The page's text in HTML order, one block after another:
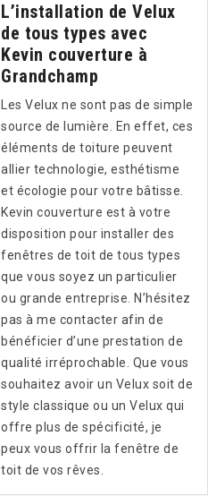
L’installation de Velux
de tous types avec
Kevin couverture à
Grandchamp
Les Velux ne sont pas de simple
source de lumière. En effet, ces
éléments de toiture peuvent
allier technologie, esthétisme
et écologie pour votre bâtisse.
Kevin couverture est à votre
disposition pour installer des
fenêtres de toit de tous types
que vous soyez un particulier
ou grande entreprise. N’hésitez
pas à me contacter afin de
bénéficier d’une prestation de
qualité irréprochable. Que vous
souhaitez avoir un Velux soit de
style classique ou un Velux qui
offre plus de spécificité, je
peux vous offrir la fenêtre de
toit de vos rêves.